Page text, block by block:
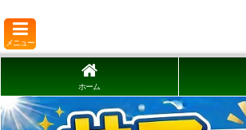
メニュー
ホーム